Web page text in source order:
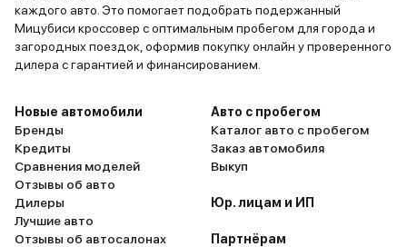
каждого авто. Это помогает подобрать подержанный
Мицубиси кроссовер с оптимальным пробегом для города и
загородных поездок, оформив покупку онлайн у проверенного
дилера с гарантией и финансированием.
Новые автомобили
Бренды
Кредиты
Сравнения моделей
Отзывы об авто
Дилеры
Лучшие авто
Отзывы об автосалонах
Авто с пробегом
Каталог авто с пробегом
Заказ автомобиля
Выкуп
Юр. лицам и ИП
Партнёрам